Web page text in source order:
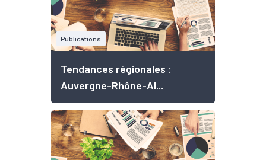
Publications
Tendances régionales :
Auvergne-Rhône-Al...